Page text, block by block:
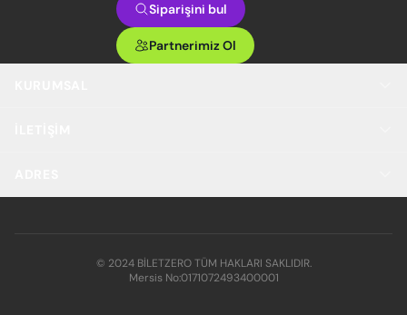
Siparişini bul
Partnerimiz Ol
© 2024 BİLETZERO TÜM HAKLARI SAKLIDIR.
Mersis No:0171072493400001